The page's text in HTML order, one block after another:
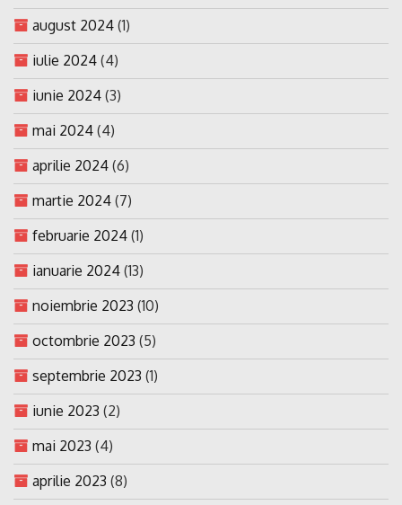
august 2024 (1)
iulie 2024 (4)
iunie 2024 (3)
mai 2024 (4)
aprilie 2024 (6)
martie 2024 (7)
februarie 2024 (1)
ianuarie 2024 (13)
noiembrie 2023 (10)
octombrie 2023 (5)
septembrie 2023 (1)
iunie 2023 (2)
mai 2023 (4)
aprilie 2023 (8)